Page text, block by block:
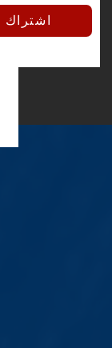
اشتراك